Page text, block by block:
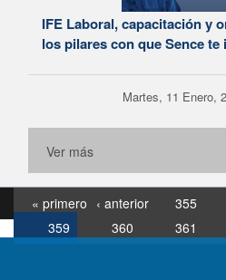
IFE Laboral, capacitación y
los pilares con que Sence
Martes, 11 Enero,
Ver más
« primero ‹ anterior 355
359
360 361